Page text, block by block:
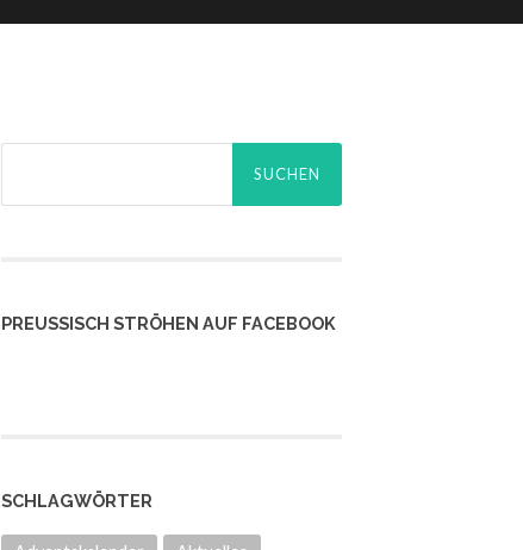
PREUSSISCH STRÖHEN AUF FACEBOOK
SCHLAGWÖRTER